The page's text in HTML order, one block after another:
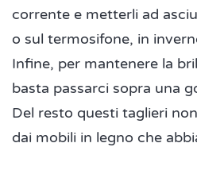
corrente e metterli ad
o sul termosifone, in
Infine, per mantenere la
basta passarci sopra una
Del resto questi taglieri
dai mobili in legno che